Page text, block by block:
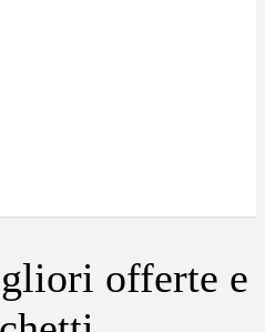
offerte e